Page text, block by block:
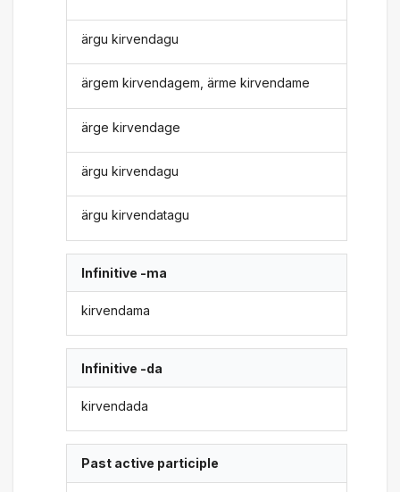
ärgu kirvendagu
ärgem kirvendagem, ärme kirvendame
ärge kirvendage
ärgu kirvendagu
ärgu kirvendatagu
Infinitive -ma
kirvendama
Infinitive -da
kirvendada
Past active participle